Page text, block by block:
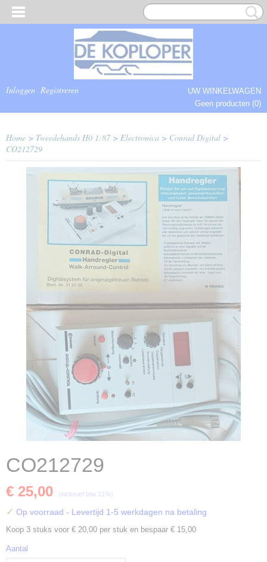
Inloggen Registreren
UW WINKELWAGEN
Geen producten (0)
Home > Tweedehands H0 1:87> Electronica > Conrad Digital >
CO212729
CO212729
€ 25,00 (inclusief btw 21%)
✓ Op voorraad - Levertijd 1-5 werkdagen na betaling
Koop 3 stuks voor € 20,00 per stuk en bespaar € 15,00
Aantal